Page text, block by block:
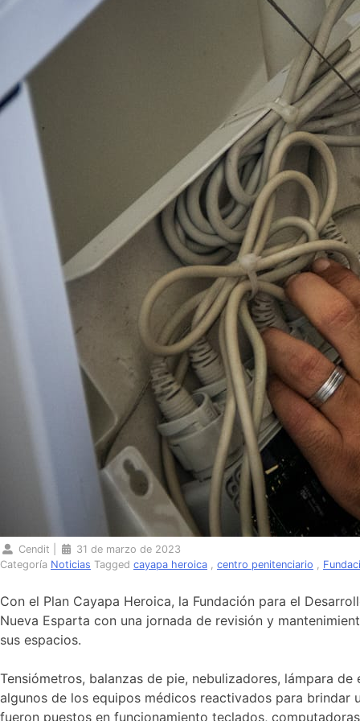
Cendit
31 de marzo de 2023
Categoría Noticias Tagged cayapa heroica centro penitenciario
Con el Plan Cayapa Heroica, la Fundación para el
Nueva Esparta con una jornada de revisión y
sus espacios.
Tensiómetros, balanzas de pie, nebulizadores, lámpara
algunos de los equipos médicos reactivados para brindar
fueron puestos en funcionamiento teclados,